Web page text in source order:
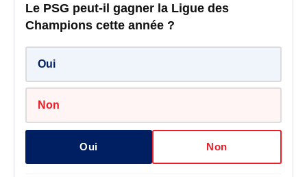
Le PSG peut-il gagner la Ligue des
Champions cette année ?
Oui
Non
Oui Non